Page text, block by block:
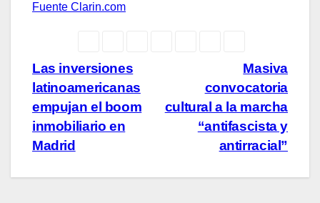
Fuente Clarin.com
Navegación
de
entradas
Masiva
convocatoria
cultural a la marcha
“antifascista y
antirracial”
Las inversiones
latinoamericanas
empujan el boom
inmobiliario en
Madrid